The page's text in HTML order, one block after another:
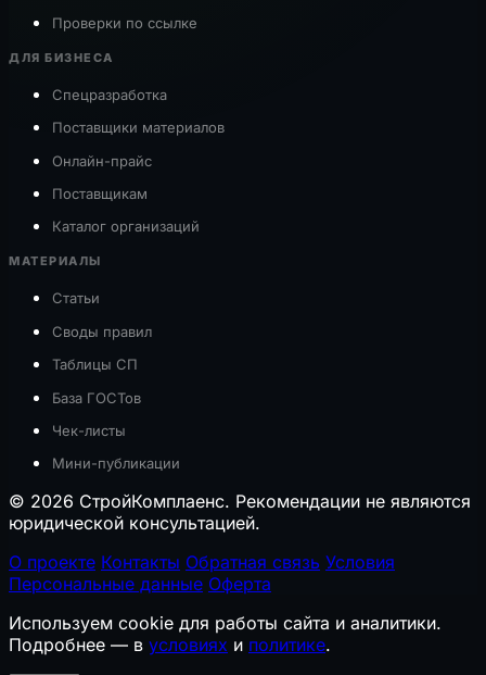
Проверки по ссылке
ДЛЯ БИЗНЕСА
Спецразработка
Поставщики материалов
Онлайн-прайс
Поставщикам
Каталог организаций
МАТЕРИАЛЫ
Статьи
Своды правил
Таблицы СП
База ГОСТов
Чек-листы
Мини-публикации
© 2026 СтройКомплаенс. Рекомендации не являются
юридической консультацией.
О проекте Контакты Обратная связь Условия
Персональные данные Оферта
Используем cookie для работы сайта и аналитики.
Подробнее — в условиях и политике.